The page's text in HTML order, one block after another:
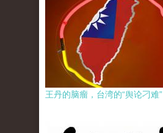
王丹的脑瘤，台湾的“舆论刁难”